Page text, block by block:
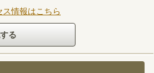
情報はこちら